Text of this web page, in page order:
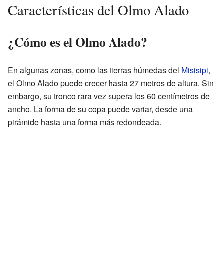
Características del Olmo Alado
¿Cómo es el Olmo Alado?
En algunas zonas, como las tierras húmedas del Misisipi,
el Olmo Alado puede crecer hasta 27 metros de altura. Sin
embargo, su tronco rara vez supera los 60 centímetros de
ancho. La forma de su copa puede variar, desde una
pirámide hasta una forma más redondeada.